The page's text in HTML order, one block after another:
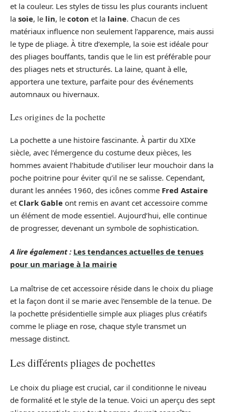
et la couleur. Les styles de tissu les plus courants incluent
la soie, le lin, le coton et la laine. Chacun de ces
matériaux influence non seulement l’apparence, mais aussi
le type de pliage. À titre d’exemple, la soie est idéale pour
des pliages bouffants, tandis que le lin est préférable pour
des pliages nets et structurés. La laine, quant à elle,
apportera une texture, parfaite pour des événements
automnaux ou hivernaux.
Les origines de la pochette
La pochette a une histoire fascinante. À partir du XIXe
siècle, avec l’émergence du costume deux pièces, les
hommes avaient l’habitude d’utiliser leur mouchoir dans la
poche poitrine pour éviter qu’il ne se salisse. Cependant,
durant les années 1960, des icônes comme Fred Astaire
et Clark Gable ont remis en avant cet accessoire comme
un élément de mode essentiel. Aujourd’hui, elle continue
de progresser, devenant un symbole de sophistication.
A lire également : Les tendances actuelles de tenues
pour un mariage à la mairie
La maîtrise de cet accessoire réside dans le choix du pliage
et la façon dont il se marie avec l’ensemble de la tenue. De
la pochette présidentielle simple aux pliages plus créatifs
comme le pliage en rose, chaque style transmet un
message distinct.
Les différents pliages de pochettes
Le choix du pliage est crucial, car il conditionne le niveau
de formalité et le style de la tenue. Voici un aperçu des sept